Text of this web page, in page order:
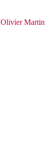
Olivier Martin